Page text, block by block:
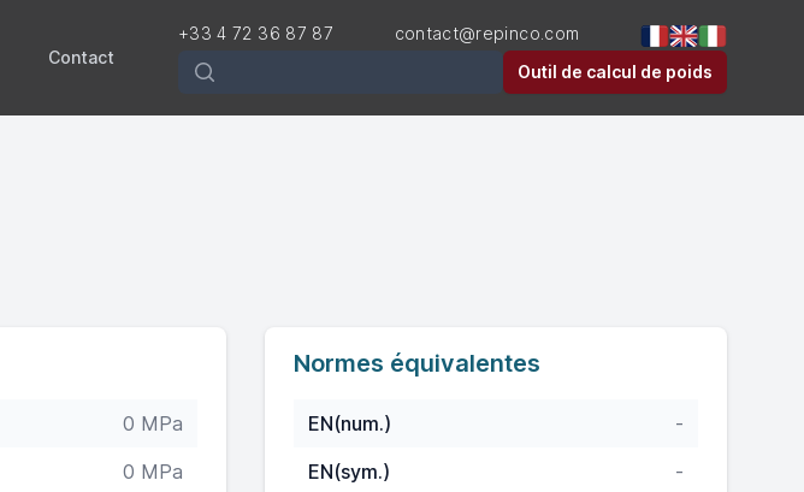
Contact
+33 4 72 36 87 87 contact@repinco.com
Rechercher Outil de calcul de poids
0 MPa
0 MPa
Normes équivalentes
EN(num.)
-
EN(sym.)
-